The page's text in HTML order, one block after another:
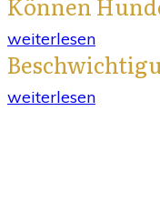
weiterlesen
weiterlesen